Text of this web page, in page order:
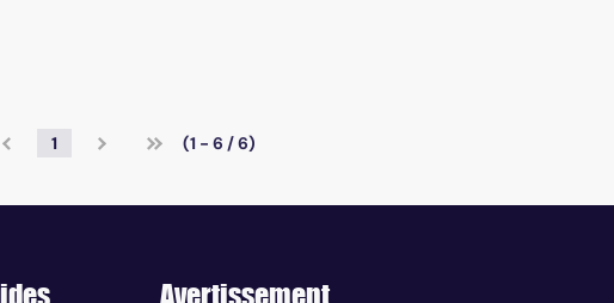
1 (1 - 6 / 6)
Avertissement